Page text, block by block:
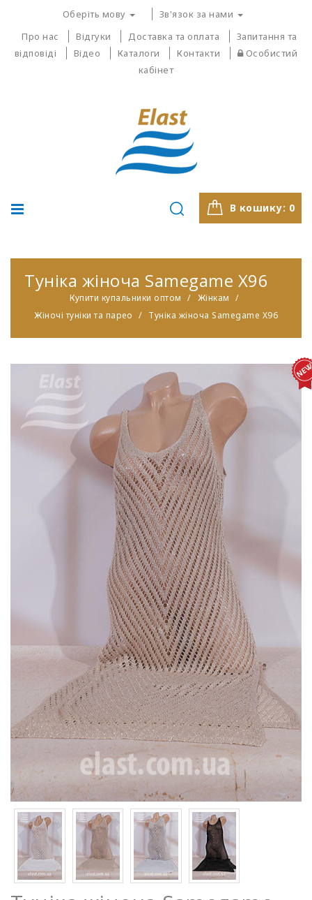
Оберіть мову
Зв'язок за нами
Про нас
Відгуки Доставка та оплата
Запитання та
відповіді
Відео Каталоги Контакти
Особистий
кабінет
В кошику: 0
Туніка жіноча Samegame X96
Купити купальники оптом
Жінкам
Жіночі туніки та парео
Туніка жіноча Samegame X96